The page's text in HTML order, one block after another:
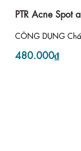
PTR Acne Spot
CÔNG DỤNG
480.000₫